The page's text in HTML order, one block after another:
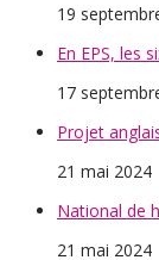
19
En EPS, les
17
Projet
21 mai 2024
National de
21 mai 2024